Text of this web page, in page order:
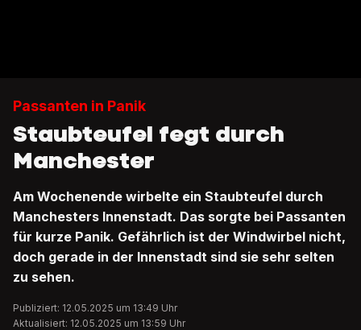
Passanten in Panik
Staubteufel fegt durch
Manchester
Am Wochenende wirbelte ein Staubteufel durch
Manchesters Innenstadt. Das sorgte bei Passanten
für kurze Panik. Gefährlich ist der Windwirbel nicht,
doch gerade in der Innenstadt sind sie sehr selten
zu sehen.
Publiziert: 12.05.2025 um 13:49 Uhr
Aktualisiert: 12.05.2025 um 13:59 Uhr